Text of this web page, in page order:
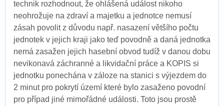
technik rozhodnout, že ohlášená událost nikoho
neohrožuje na zdraví a majetku a jednotce nemusí
zásah povolit z důvodu např. nasazení většího počtu
jednotek v jejich kraji jako teď povodně a daná jednotka
nemá zasažen jejich hasební obvod tudíž v danou dobu
nevikonavá záchranné a likvidační práce a KOPIS si
jednotku ponechána v záloze na stanici s výjezdem do
2 minut pro pokrytí území které bylo zasaženo povodní
pro případ jiné mimořádné události. Toto jsou prostě